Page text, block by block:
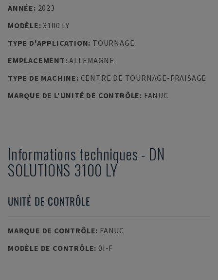
ANNÉE: 2023
MODÈLE: 3100 LY
TYPE D'APPLICATION: TOURNAGE
EMPLACEMENT:ALLEMAGNE
TYPE DE MACHINE: CENTRE DE TOURNAGE-FRAISAGE
MARQUE DE L'UNITÉ DE CONTRÔLE: FANUC
Informations techniques - DN
SOLUTIONS 3100 LY
UNITÉ DE CONTRÔLE
MARQUE DE CONTRÔLE: FANUC
MODÈLE DE CONTRÔLE: 0I-F